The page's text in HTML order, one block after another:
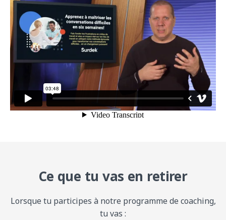
Steffan parle de notre programme sur les
conversations difficiles from The Surdek Teamon
Vimeo.
Ce que tu vas en retirer
Lorsque tu participes à notre programme de coaching,
tu vas :